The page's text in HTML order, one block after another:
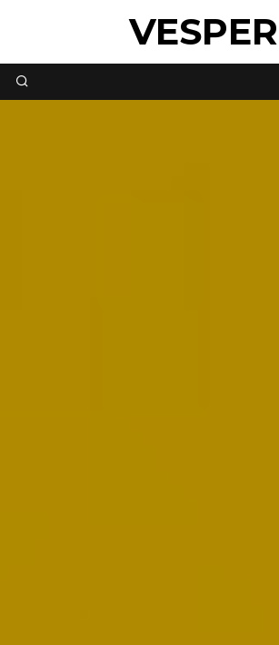
VESPER